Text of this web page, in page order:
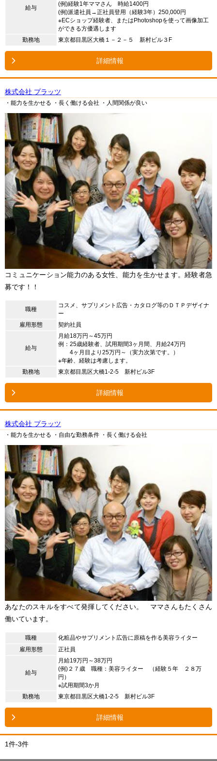
給与
(例)経験1年ママさん 時給1400円
(例)派遣社員→正社員登用（経験3年）250,000円
※ECショップ経験者、またはPhotoshopを使って画像加工
ができる方優遇します
勤務地
東京都目黒区大橋１－２－５ 新村ビル３F
詳細情報
株式会社 プラッツ
・能力を生かせる ・長く働ける会社 ・人間関係が良い
コミュニケーション能力のある女性、能力を生かせます。経験者急
募です！！
職種
コスメ、サプリメント広告・カタログ等のＤＴＰデザイナ
ー
雇用形態
契約社員
給与
月給18万円～45万円
例：25歳経験者、試用期間3ヶ月間、月給24万円
4ヶ月目より25万円～（実力次第です。）
※年齢、経験は考慮します。
勤務地
東京都目黒区大橋1-2-5 新村ビル3F
詳細情報
株式会社 プラッツ
・能力を生かせる ・自由な勤務条件 ・長く働ける会社
あなたのスキルをすべて発揮してください。 ママさんもたくさん
働いています。
職種
化粧品やサプリメント広告に原稿を作る美容ライター
雇用形態
正社員
給与
月給19万円～38万円
(例)２７歳 職種：美容ライター （経験５年 ２８万
円）
※試用期間3か月
勤務地
東京都目黒区大橋1-2-5 新村ビル3F
詳細情報
1件-3件